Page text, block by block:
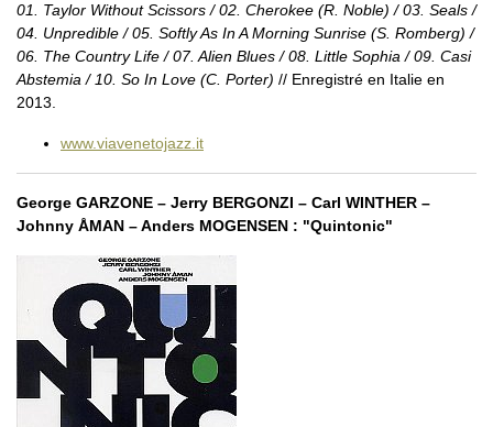
01. Taylor Without Scissors / 02. Cherokee (R. Noble) / 03. Seals /
04. Unpredible / 05. Softly As In A Morning Sunrise (S. Romberg) /
06. The Country Life / 07. Alien Blues / 08. Little Sophia / 09. Casi
Abstemia / 10. So In Love (C. Porter) // Enregistré en Italie en
2013.
www.viavenetojazz.it
George GARZONE – Jerry BERGONZI – Carl WINTHER –
Johnny ÅMAN – Anders MOGENSEN : "Quintonic"